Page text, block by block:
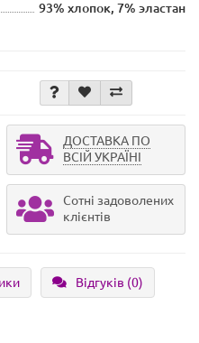
93% хлопок, 7% эластан
ДОСТАВКА ПО
ВСІЙ УКРАЇНІ
Сотні задоволених
клієнтів
Відгуків (0)